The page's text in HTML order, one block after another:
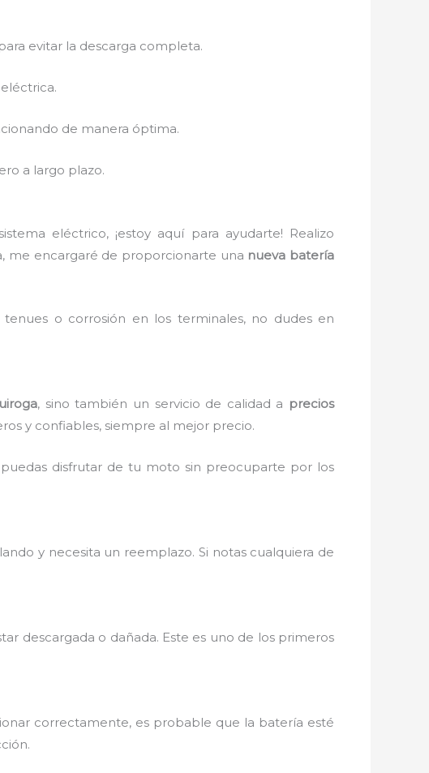
evitar la descarga completa.
de manera óptima.
a largo plazo.
eléctrico, ¡estoy aquí para ayudarte! Realizo
me encargaré de proporcionarte una nueva batería
o corrosión en los terminales, no dudes en
, sino también un servicio de calidad a precios
y confiables, siempre al mejor precio.
disfrutar de tu moto sin preocuparte por los
y necesita un reemplazo. Si notas cualquiera de
descargada o dañada. Este es uno de los primeros
correctamente, es probable que la batería esté